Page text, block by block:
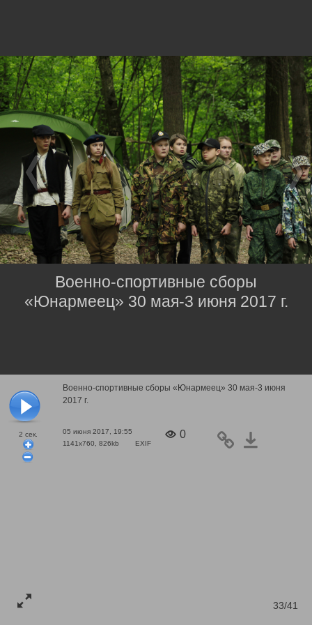
2 сек.
Военно-спортивные сборы «Юнармеец» 30 мая-3 июня
2017 г.
05 июня 2017, 19:55
1141x760, 826kb
EXIF
0
33/41
Военно-спортивные сборы
«Юнармеец» 30 мая-3 июня 2017 г.